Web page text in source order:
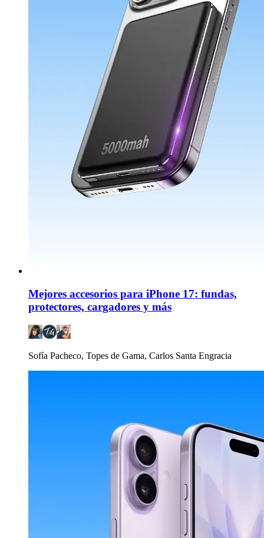
Mejores accesorios para iPhone 17: fundas,
protectores, cargadores y más
Sofía Pacheco, Topes de Gama, Carlos Santa Engracia